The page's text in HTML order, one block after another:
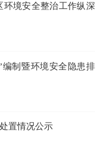
境安全整治工作纵深
编制暨环境安全隐患排
置情况公示